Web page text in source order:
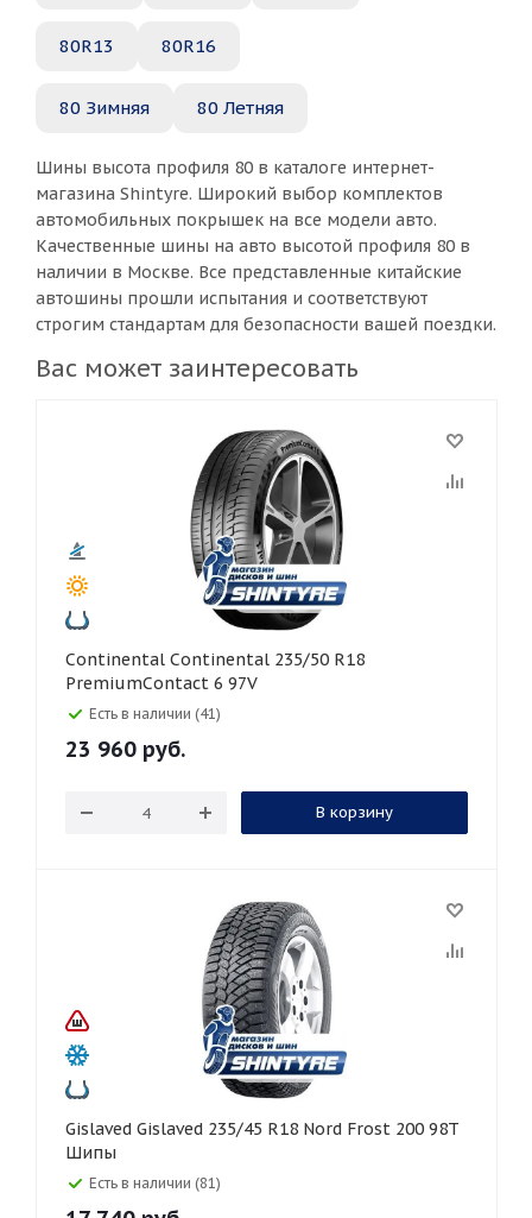
80R13 80R16
80 Зимняя 80 Летняя
Шины высота профиля 80 в каталоге интернет-
магазина Shintyre. Широкий выбор комплектов
автомобильных покрышек на все модели авто.
Качественные шины на авто высотой профиля 80 в
наличии в Москве. Все представленные китайские
автошины прошли испытания и соответствуют
строгим стандартам для безопасности вашей поездки.
Вас может заинтересовать
Continental Continental 235/50 R18
PremiumContact 6 97V
Есть в наличии (41)
23 960 руб.
В корзину
Gislaved Gislaved 235/45 R18 Nord Frost 200 98T
Шипы
Есть в наличии (81)